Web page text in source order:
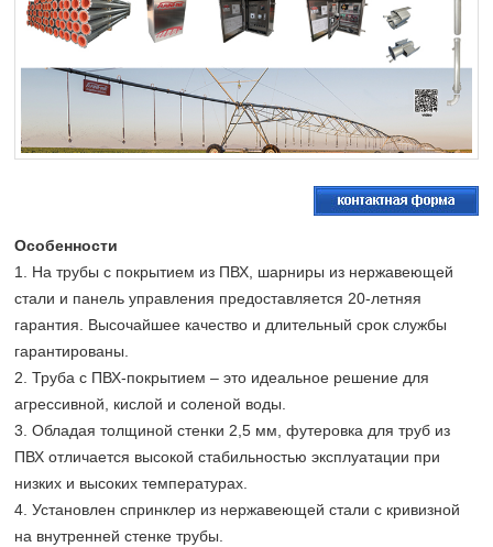
Особенности
1. На трубы с покрытием из ПВХ, шарниры из нержавеющей
стали и панель управления предоставляется 20-летняя
гарантия. Высочайшее качество и длительный срок службы
гарантированы.
2. Труба с ПВХ-покрытием – это идеальное решение для
агрессивной, кислой и соленой воды.
3. Обладая толщиной стенки 2,5 мм, футеровка для труб из
ПВХ отличается высокой стабильностью эксплуатации при
низких и высоких температурах.
4. Установлен спринклер из нержавеющей стали с кривизной
на внутренней стенке трубы.